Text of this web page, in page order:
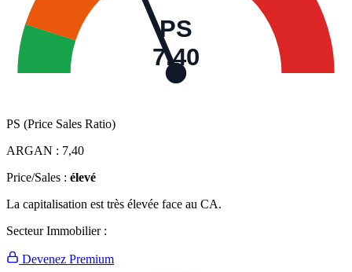
PS
7,40
PS (Price Sales Ratio)
ARGAN : 7,40
Price/Sales : élevé
La capitalisation est très élevée face au CA.
Secteur Immobilier :
Devenez Premium